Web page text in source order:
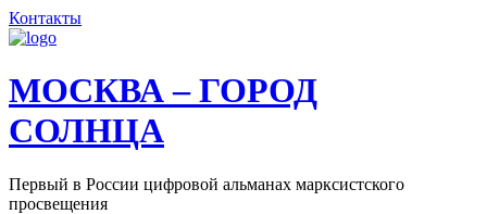
Контакты
МОСКВА – ГОРОД
СОЛНЦА
Первый в России цифровой альманах марксистского
просвещения